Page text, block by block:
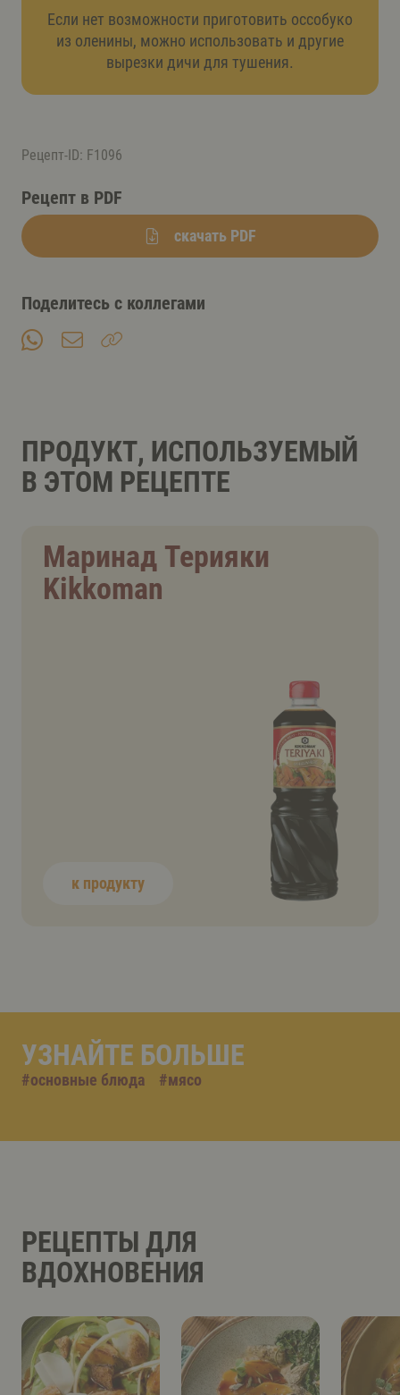
Если нет возможности приготовить оссобуко
из оленины, можно использовать и другие
вырезки дичи для тушения.
Рецепт-ID: F1096
Рецепт в PDF
скачать PDF
Поделитесь с коллегами
ПРОДУКТ, ИСПОЛЬЗУЕМЫЙ
В ЭТОМ РЕЦЕПТЕ
Маринад Терияки
Kikkoman
к продукту
УЗНАЙТЕ БОЛЬШЕ
#основные блюда #мясо
РЕЦЕПТЫ ДЛЯ
ВДОХНОВЕНИЯ